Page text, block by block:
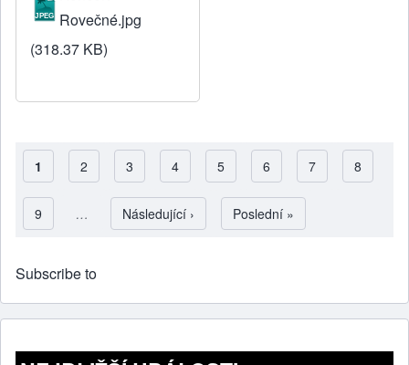
Rovečné.jpg
(318.37 KB)
Pagination
Aktuální stránka
1 Strana
2 Strana
3 Strana
4 Strana
5 Strana
6 Strana
7 Strana
8
Strana
9 … Následující stránka
Následující › Poslední stránka
Poslední »
Subscribe to